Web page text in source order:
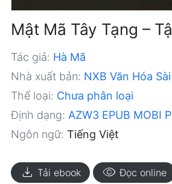
Mật Mã Tây Tạng –
Tác giả: Hà Mã
Nhà xuất bản: NXB Văn Hóa
Thể loại: Chưa phân loại
Định dạng: AZW3 EPUB MOBI
Ngôn ngữ: Tiếng Việt
download Tải ebook visibility Đọc online